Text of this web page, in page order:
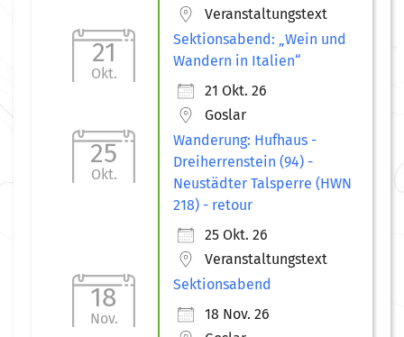
Veranstaltungstext
21
Okt.
Sektionsabend: „Wein und
Wandern in Italien“
21 Okt. 26
Goslar
25
Okt.
Wanderung: Hufhaus -
Dreiherrenstein (94) -
Neustädter Talsperre (HWN
218) - retour
25 Okt. 26
Veranstaltungstext
18
Nov.
Sektionsabend
18 Nov. 26